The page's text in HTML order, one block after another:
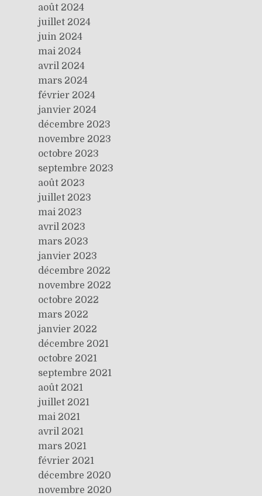
août 2024
juillet 2024
juin 2024
mai 2024
avril 2024
mars 2024
février 2024
janvier 2024
décembre 2023
novembre 2023
octobre 2023
septembre 2023
août 2023
juillet 2023
mai 2023
avril 2023
mars 2023
janvier 2023
décembre 2022
novembre 2022
octobre 2022
mars 2022
janvier 2022
décembre 2021
octobre 2021
septembre 2021
août 2021
juillet 2021
mai 2021
avril 2021
mars 2021
février 2021
décembre 2020
novembre 2020